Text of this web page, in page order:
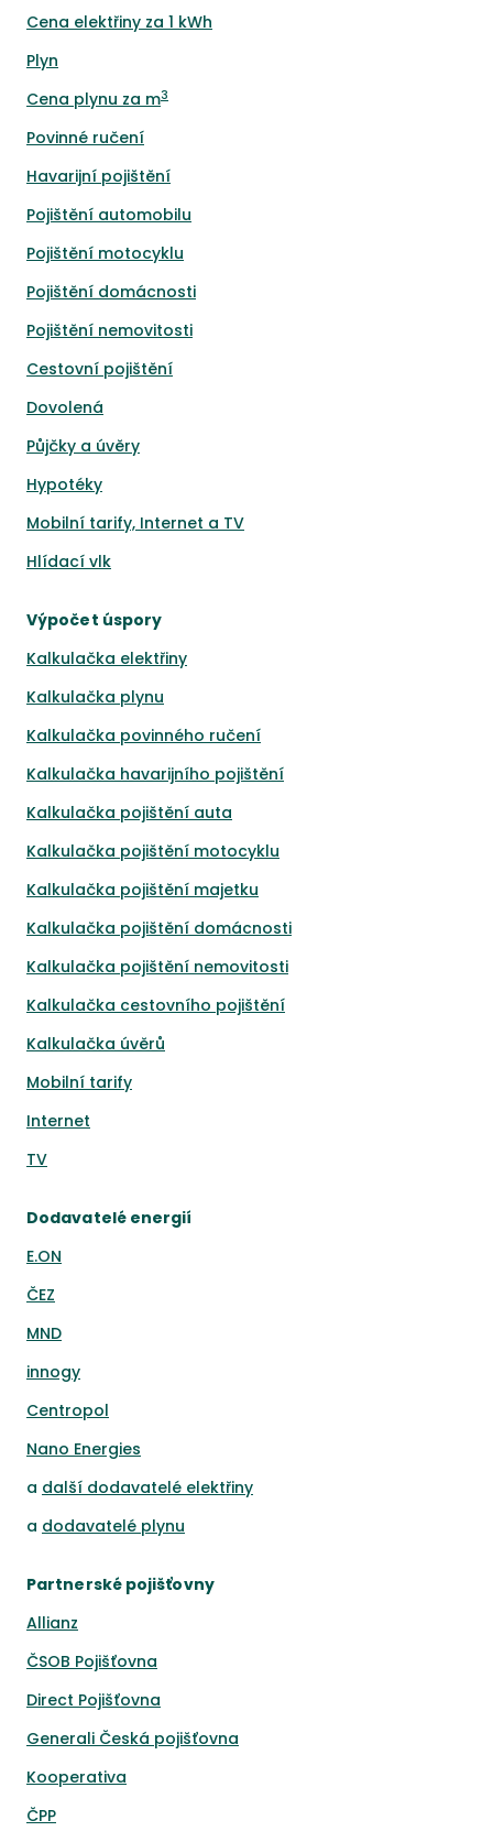
Cena elektřiny za 1 kWh
Plyn
Cena plynu za m3
Povinné ručení
Havarijní pojištění
Pojištění automobilu
Pojištění motocyklu
Pojištění domácnosti
Pojištění nemovitosti
Cestovní pojištění
Dovolená
Půjčky a úvěry
Hypotéky
Mobilní tarify, Internet a TV
Hlídací vlk
Výpočet úspory
Kalkulačka elektřiny
Kalkulačka plynu
Kalkulačka povinného ručení
Kalkulačka havarijního pojištění
Kalkulačka pojištění auta
Kalkulačka pojištění motocyklu
Kalkulačka pojištění majetku
Kalkulačka pojištění domácnosti
Kalkulačka pojištění nemovitosti
Kalkulačka cestovního pojištění
Kalkulačka úvěrů
Mobilní tarify
Internet
TV
Dodavatelé energií
E.ON
ČEZ
MND
innogy
Centropol
Nano Energies
a další dodavatelé elektřiny
a dodavatelé plynu
Partnerské pojišťovny
Allianz
ČSOB Pojišťovna
Direct Pojišťovna
Generali Česká pojišťovna
Kooperativa
ČPP